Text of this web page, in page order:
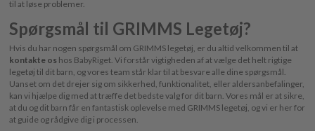
til at løse problemer.
Spørgsmål til GRIMMS Legetøj?
Hvis du har nogen spørgsmål om GRIMMS legetøj, er du altid velkommen til at
kontakte oshos BabyRiget. Vi forstår vigtigheden af at vælge det helt rigtige
legetøj til dit barn, og vores team står klar til at besvare alle dine spørgsmål.
Uanset om det drejer sig om sikkerhed, funktionalitet, eller aldersanbefalinger,
kan vi hjælpe dig med at træffe det bedste valg for dit barn. Vores mål er at sikre,
at du og dit barn får en fantastisk oplevelse med GRIMMS legetøj, og vi er her for
at guide og rådgive dig i processen.